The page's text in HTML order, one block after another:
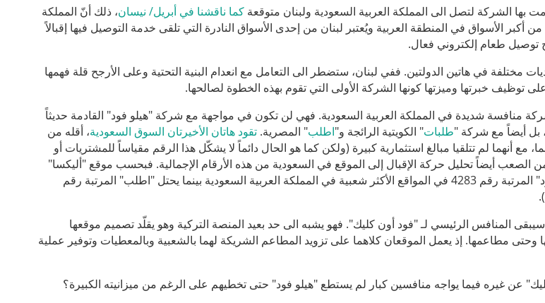
بها الشركة لتصل الى المملكة العربية السعودية ولبنان متوقعة كما ناقشنا في أبريل/ نيسان، ذلك أنّ المملكة
أكبر الأسواق في المنطقة العربية ويُعتبر لبنان من إحدى الأسواق النادرة التي تلقى خدمة التوصيل فيها إقبالاً
توصيل طعام إلكتروني فعال.
مختلفة في هاتين الدولتين. ففي لبنان، ستضطر الى التعامل مع انعدام البنية التحتية وعلى الأرجح قلة فهمها
توظيف خبرتها وميزتها كونها الشركة الأولى التي تقوم بهذه الخطوة لصالحها.
منافسة شديدة في المملكة العربية السعودية. فهي لن تكون في مواجهة مع شركة "هيلو فود" القادمة حديثاً
بل أيضاً مع شركة "طلبات" الكويتية الرائجة و"اطلب" المصرية. تقود هاتان الأخيرتان السوق السعودية، أقله من
مع أنهما لم تتلقيا مبالغ استثمارية كبيرة (ولكن كما هو الحال دائماً لا يشكّل هذا الرقم مقياساً للمشتريات أو
الصعب أيضاً تحليل حركة الإقبال إلى الموقع في السعودية من هذه الأرقام الإجمالية. فبحسب موقع "أليكسا"
Alexa، يحتل موقع "هيلو فود" المرتبة رقم 4283 في المواقع الأكثر شعبية في المملكة العربية السعودية بينما يحتل "اطلب" المرتبة رقم
المنافس الرئيسي لـ "فود أون كليك". فهو يشبه الى حد بعيد المنصة التركية وهو يقلّد تصميم موقعها
وحتى مطاعمها. إذ يعمل الموقعان كلاهما على تزويد المطاعم الشريكة لهما بالشعبية وبالمعطيات وتوفير عملية
عن غيره فيما يواجه منافسين كبار لم يستطع "هيلو فود" حتى تخطيهم على الرغم من ميزانيته الكبيرة؟